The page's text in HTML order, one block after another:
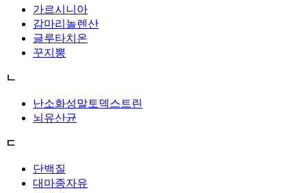
가르시니아
감마리놀렌산
글루타치온
꾸지뽕
ㄴ
난소화성말토덱스트린
뇌유산균
ㄷ
단백질
대마종자유